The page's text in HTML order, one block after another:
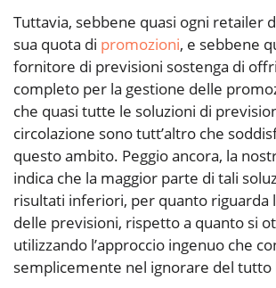
Tuttavia, sebbene quasi ogni retailer
sua quota di promozioni, e sebbene
fornitore di previsioni sostenga di
completo per la gestione delle
che quasi tutte le soluzioni di
circolazione sono tutt’altro che
questo ambito. Peggio ancora, la
indica che la maggior parte di tali
risultati inferiori, per quanto riguarda
delle previsioni, rispetto a quanto si
utilizzando l’approccio ingenuo che
semplicemente nel ignorare del